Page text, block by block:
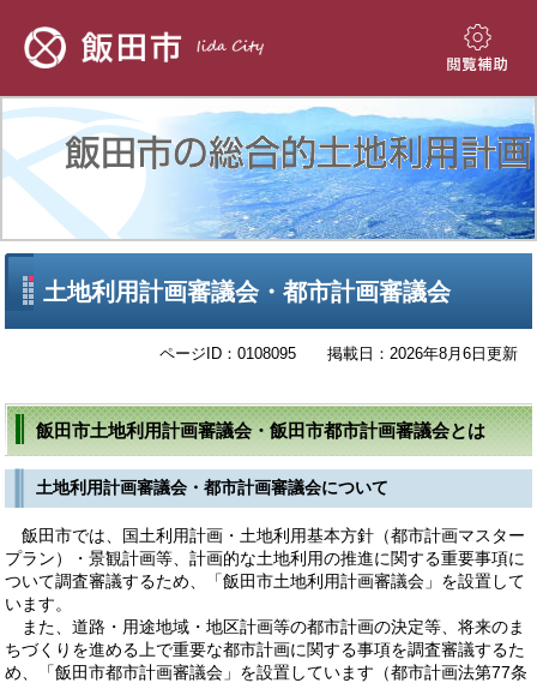
先
で
す。
を
ば
本
閲
補
助
土地利用計画審議会・都市計画審議会
ページID：0108095 掲載日：2026年8月6日更新
飯田市土地利用計画審議会・飯田市都市計画審議会とは
土地利用計画審議会・都市計画審議会について
飯田市では、国土利用計画・土地利用基本方針（都市計画マスター
プラン）・景観計画等、計画的な土地利用の推進に関する重要事項に
ついて調査審議するため、「飯田市土地利用計画審議会」を設置して
います。
また、道路・用途地域・地区計画等の都市計画の決定等、将来のま
ちづくりを進める上で重要な都市計画に関する事項を調査審議するた
め、「飯田市都市計画審議会」を設置しています（都市計画法第77条